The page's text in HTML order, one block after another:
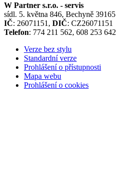
W Partner s.r.o. - servis
sídl. 5. května 846, Bechyně 39165
IČ: 26071151, DIČ: CZ26071151
Telefon: 774 211 562, 608 253 642
Verze bez stylu
Standardní verze
Prohlášení o přístupnosti
Mapa webu
Prohlášení o cookies